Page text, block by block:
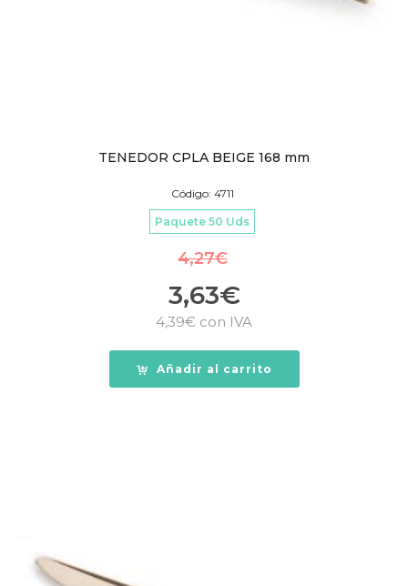
TENEDOR CPLA BEIGE 168 mm
Código: 4711
Paquete 50 Uds
4,27€
3,63€
4,39€ con IVA
Añadir al carrito